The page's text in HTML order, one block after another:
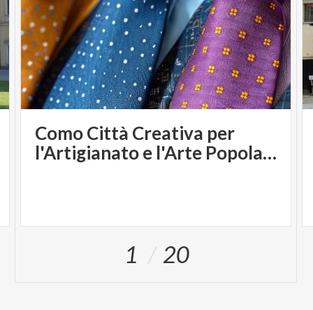
Como Città Creativa per
l'Artigianato e l'Arte Popolare
1 20